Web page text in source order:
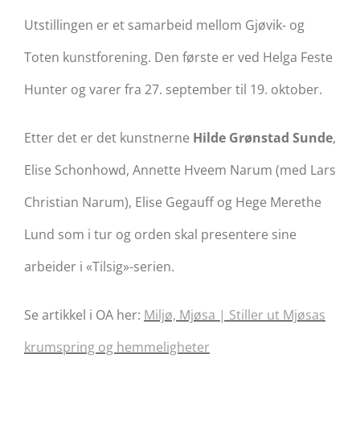
Utstillingen er et samarbeid mellom Gjøvik- og
Toten kunstforening. Den første er ved Helga Feste
Hunter og varer fra 27. september til 19. oktober.
Etter det er det kunstnerne Hilde Grønstad Sunde,
Elise Schonhowd, Annette Hveem Narum (med Lars
Christian Narum), Elise Gegauff og Hege Merethe
Lund som i tur og orden skal presentere sine
arbeider i «Tilsig»-serien.
Se artikkel i OA her: Miljø, Mjøsa | Stiller ut Mjøsas
krumspring og hemmeligheter